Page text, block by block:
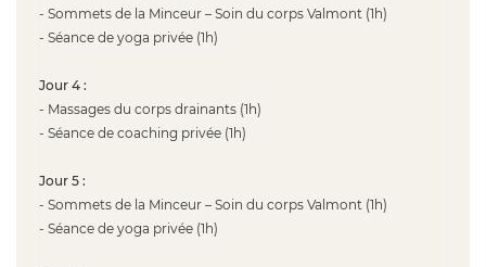
- Sommets de la Minceur – Soin du corps Valmont (1h)
- Séance de yoga privée (1h)
Jour 4 :
- Massages du corps drainants (1h)
- Séance de coaching privée (1h)
Jour 5 :
- Sommets de la Minceur – Soin du corps Valmont (1h)
- Séance de yoga privée (1h)